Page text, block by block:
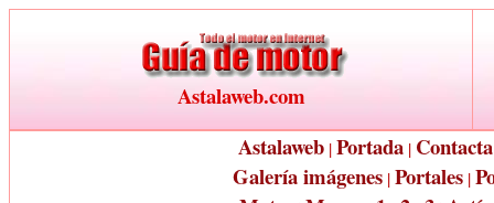
Astalaweb.com
Astalaweb| Portada| Contacta
Galería imágenes| Portales|